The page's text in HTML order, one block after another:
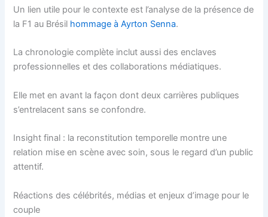
Un lien utile pour le contexte est l’analyse de la présence de
la F1 au Brésil hommage à Ayrton Senna.
La chronologie complète inclut aussi des enclaves
professionnelles et des collaborations médiatiques.
Elle met en avant la façon dont deux carrières publiques
s’entrelacent sans se confondre.
Insight final : la reconstitution temporelle montre une
relation mise en scène avec soin, sous le regard d’un public
attentif.
Réactions des célébrités, médias et enjeux d’image pour le
couple